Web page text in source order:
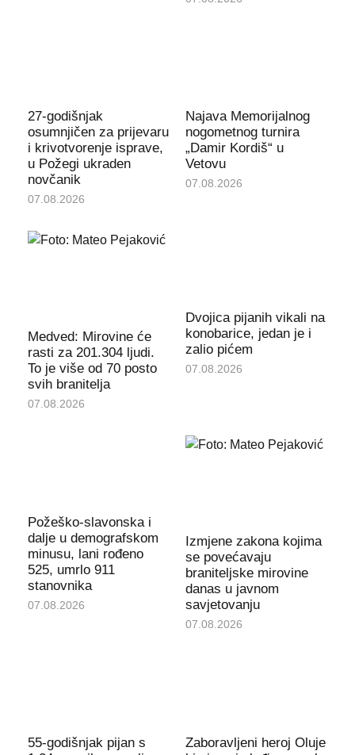
27-godišnjak
osumnjičen za prijevaru
i krivotvorenje isprave,
u Požegi ukraden
novčanik
07.08.2026
Najava Memorijalnog
nogometnog turnira
„Damir Kordiš“ u
Vetovu
07.08.2026
Medved: Mirovine će
rasti za 201.304 ljudi.
To je više od 70 posto
svih branitelja
07.08.2026
Dvojica pijanih vikali na
konobarice, jedan je i
zalio pićem
07.08.2026
Požeško-slavonska i
dalje u demografskom
minusu, lani rođeno
525, umrlo 911
stanovnika
07.08.2026
Izmjene zakona kojima
se povećavaju
braniteljske mirovine
danas u javnom
savjetovanju
07.08.2026
55-godišnjak pijan s
Zaboravljeni heroj Oluje